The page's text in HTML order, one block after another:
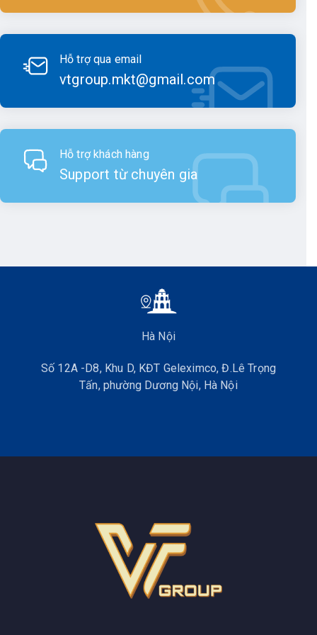
lợi cho người dùng. Giao diện thân thiện và các nút điều
khả năng lưu trữ dữ liệu lớn và tương thích với các phần
mềm đo đạc địa hình phổ biến, giúp người dùng dễ dàng
sao chép và phân tích dữ liệu đo đạc.
Ưu điểm nổi bật của máy GNSS
trợ đo động thời gian thực RTK mang đến một chuẩn mực
mới về khả năng đáp ứng đa dạng các ứng dụng trong thực
khiển cầm tay và phần mềm MAGNET Field và MAGNET
Office để tạo ra giải pháp hoàn chỉnh, tối ưu hóa quy trình
thu thập số liệu thực địa . Được đánh giá là một trong
những thương hiệu máy GPS RTK nổi bật nhất hiện nay,
GNSS RTK Sokkia có những ưu điểm nổi bật như sau:
Hỗ trợ qua email
vtgroup.mkt@gmail.com
Hỗ trợ khách hàng
Support từ chuyên gia
Hà Nội
Số 12A -D8, Khu D, KĐT Geleximco, Đ.Lê Trọng
Tấn, phường Dương Nội, Hà Nội